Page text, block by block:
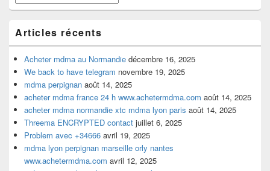
Articles récents
Acheter mdma au Normandie décembre 16, 2025
We back to have telegram novembre 19, 2025
mdma perpignan août 14, 2025
acheter mdma france 24 h www.achetermdma.com août 14, 2025
acheter mdma normandie xtc mdma lyon paris août 14, 2025
Threema ENCRYPTED contact juillet 6, 2025
Problem avec +34666 avril 19, 2025
mdma lyon perpignan marseille orly nantes
www.achetermdma.com avril 12, 2025